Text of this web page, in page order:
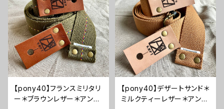
【pony40】フランスミリタリ
ー＊ブラウンレザー＊アンテ
【pony40】デザートサンド＊
ミルクティーレザー＊アンテ